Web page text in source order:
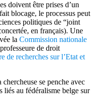
doivent être prises d’un
blocage, le processus peut
politiques de “joint
en français). Une
la Commission nationale
de droit
de recherches sur l’Etat et
chercheuse se penche avec
liés au fédéralisme belge sur